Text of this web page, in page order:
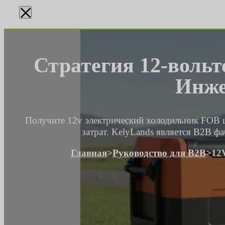
×
Стратегия 12-
Получите 12v электрический холодильник
затрат. KelyLands является B2B
Главная>Руководство для B2B>